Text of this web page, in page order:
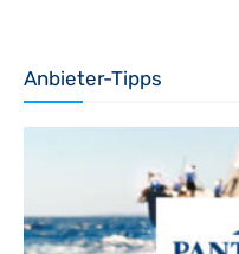
Anbieter-Tipps